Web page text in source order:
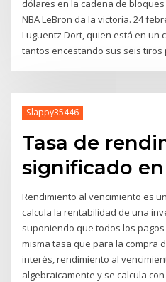
dólares en la cadena de
NBA LeBron da la victoria. 24
Luguentz Dort, quien está en un
tantos encestando sus seis tiros
Slappy35446
Tasa de
significado
Rendimiento al vencimiento es
calcula la rentabilidad de una
suponiendo que todos los
misma tasa que para la compra
interés, rendimiento al
algebraicamente y se calcula